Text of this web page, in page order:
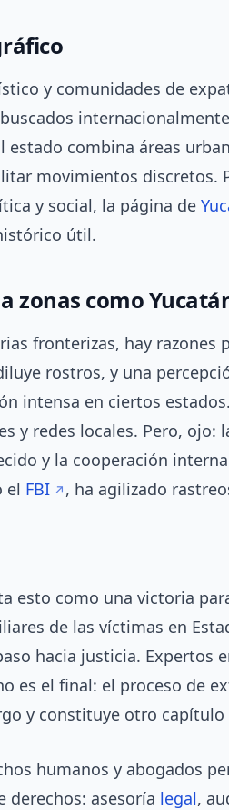
y comunidades de
estado combina áreas
movimientos discretos.
y social, la página de
útil.
zonas como
fronterizas, hay razones
rostros, y una
intensa en ciertos
y redes locales. Pero, ojo:
y la cooperación
el FBI , ha agilizado
esto como una victoria
de las víctimas en
hacia justicia. Expertos
es el final: el proceso de
y constituye otro capítulo
humanos y abogados
derechos: asesoría legal,